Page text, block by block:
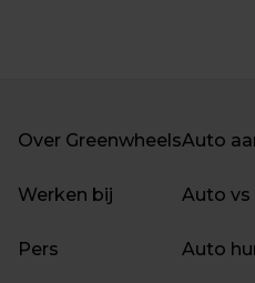
Over Greenwheels
Werken bij
Pers
Auto
Auto
Auto